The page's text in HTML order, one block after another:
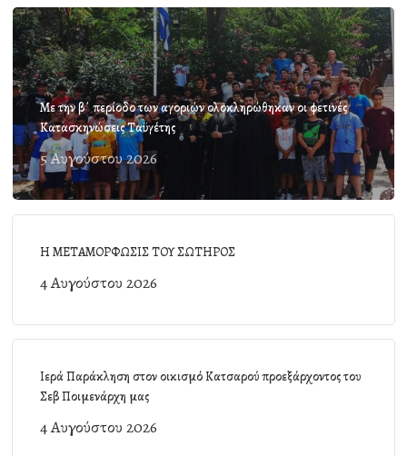
Με την β΄ περίοδο των αγοριών ολοκληρώθηκαν οι φετινές
Κατασκηνώσεις Ταϋγέτης
5 Αυγούστου 2026
Η ΜΕΤΑΜΟΡΦΩΣΙΣ ΤΟΥ ΣΩΤΗΡΟΣ
4 Αυγούστου 2026
Ιερά Παράκληση στον οικισμό Κατσαρού προεξάρχοντος του
Σεβ Ποιμενάρχη μας
4 Αυγούστου 2026